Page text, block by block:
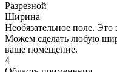
Разрезной
Ширина
Необязательное поле.
Можем сделать любую
ваше помещение.
4